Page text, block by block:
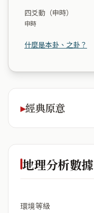
四爻動（申時）
申時
什麼是本卦、之卦？
經典原意
地理分析數據
環境等級